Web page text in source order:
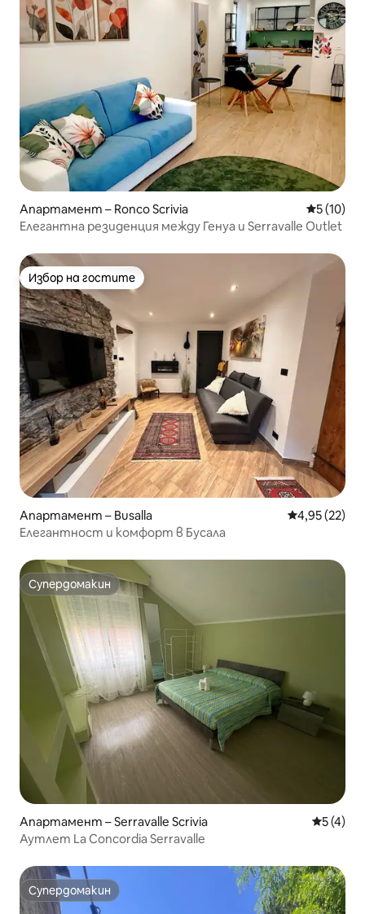
Апартамент – Ronco Scrivia Средна
5 (10)
Елегантна резиденция между Генуа и Serravalle Outlet
Избор на гостите
Избор на гостите
Апартамент – Busalla Средна
4,95 (22)
Елегантност и комфорт в Бусала
Супердомакин
Супердомакин
Апартамент – Serravalle Scrivia Средна
5 (4)
Аутлет La Concordia Serravalle
Супердомакин
Супердомакин